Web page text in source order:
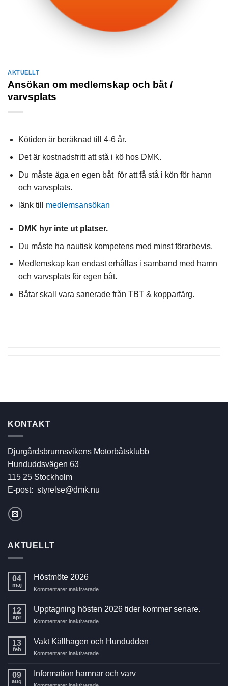
AKTUELLT
Ansökan om medlemskap och båt /
varvsplats
Kötiden är beräknad till 4-6 år.
Det är kostnadsfritt att stå i kö hos DMK.
Du måste äga en egen båt för att få stå i kön för hamn
och varvsplats.
länk till medlemsansökan
DMK hyr inte ut platser.
Du måste ha nautisk kompetens med minst förarbevis.
Medlemskap kan endast erhållas i samband med hamn
och varvsplats för egen båt.
Båtar skall vara sanerade från TBT & kopparfärg.
KONTAKT
Djurgårdsbrunnsvikens Motorbåtsklubb
Hunduddsvägen 63
115 25 Stockholm
E-post: styrelse@dmk.nu
AKTUELLT
04
maj
Höstmöte 2026
Kommentarer inaktiveradeför
2026
12
apr
Upptagning hösten 2026 tider kommer senare.
Kommentarer inaktiveradeför
hösten
tider
senare.
13
feb
Vakt Källhagen och Hundudden
Kommentarer inaktiveradeför
Källhagen
09
aug
Information hamnar och varv
för